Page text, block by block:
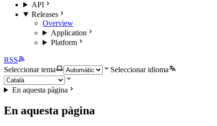
API
Releases
Overview
Application
Platform
RSS
Seleccionar tema
Seleccionar idioma
En aquesta pàgina
En aquesta pàgina